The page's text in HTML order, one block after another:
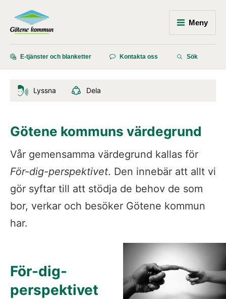
Meny
E-tjänster och blanketter Kontakta oss Sök
Lyssna Dela
Götene kommuns värdegrund
För-dig-perspektivet. Den innebär att allt vi
gör syftar till att stödja de behov de som
bor, verkar och besöker Götene kommun
har.
För-dig-
perspektivet